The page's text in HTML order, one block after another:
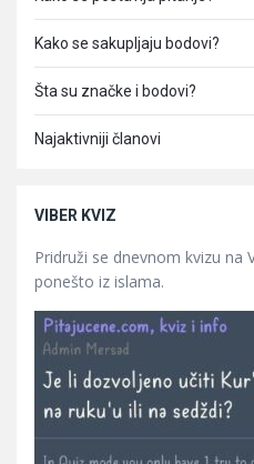
Kako se sakupljaju bodovi?
Šta su značke i bodovi?
Najaktivniji članovi
VIBER KVIZ
Pridruži se dnevnom kvizu na
ponešto iz islama.